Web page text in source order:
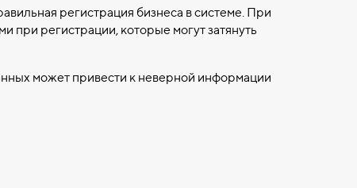
регистрация бизнеса в системе. При
при регистрации, которые могут затянуть
может привести к неверной информации